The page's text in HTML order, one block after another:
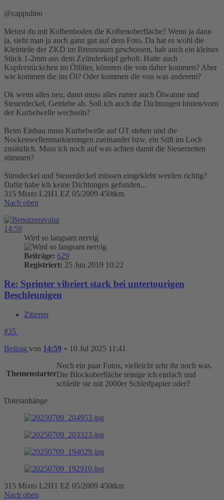
@cappulino
Meinst du mit Kolbenboden die Kolbenoberfläche? Wenn ja dann
ja, sieht man ja auch ganz gut auf dem Foto. Da hat es wohl die
Kleinteile der ZKD im Brennraum geschossen, hab auch ein kleines
Stück 1-2mm aus dem Zylinderkopf geholt. Hatte auch
Kupferstückchen im Ölfilter, könnten die von daher kommen? Aber
wie kommen die ins Öl? Oder kommen die von was anderem?
Ok wenn alles neu, dann muss alles runter auch Ölwanne und
Steuerdeckel, Getriebe ab. Soll ich auch die Dichtungen hinten/vorn
der Kurbelwelle wechseln?
Beim Einbau muss Kurbelwelle auf OT stehen und die
Nockenwellenmarkierungen zueinander bzw. ein Stift im Loch
zusätzlich. Muss ich noch auf was achten damit die Steuerzeiten
stimmen?
Stirndeckel und Steuerdeckel müssen eingeklebt werden richtig?
Dafür habe ich keine Dichtungen gefunden...
315 Mixto L2H1 EZ 05/2009 450tkm
Nach oben
14:59
Wird so langsam nervig
Beiträge: 629
Registriert: 25 Jun 2019 10:22
Re: Sprinter vibriert stark bei untertourigen
Beschleunigen
Zitieren
#35
Beitrag von 14:59 » 10 Jul 2025 11:41
Themenstarter
Noch ein paar Fotos, vielleicht sehr ihr noch was.
Die Blockoberfläche reinige ich einfach und
schleife sie mit 2000er Schleifpapier oder?
Dateianhänge
315 Mixto L2H1 EZ 05/2009 450tkm
Nach oben